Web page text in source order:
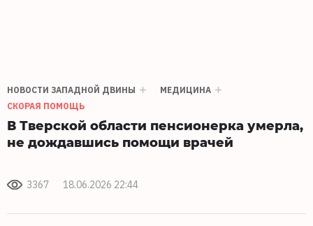
НОВОСТИ ЗАПАДНОЙ ДВИНЫ
МЕДИЦИНА
СКОРАЯ ПОМОЩЬ
В Тверской области пенсионерка умерла,
не дождавшись помощи врачей
3367 18.06.2026 22:44